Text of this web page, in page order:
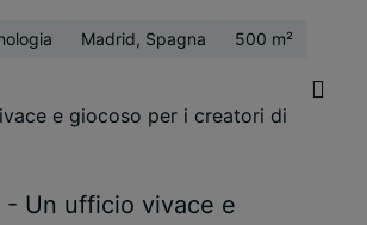
Madrid, Spagna 500 m²
- Un ufficio vivace e